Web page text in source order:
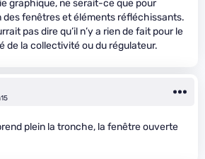
graphique, ne serait-ce que pour
des fenêtres et éléments réfléchissants.
pas dire qu’il n’y a rien de fait pour le
de la collectivité ou du régulateur.
plein la tronche, la fenêtre ouverte